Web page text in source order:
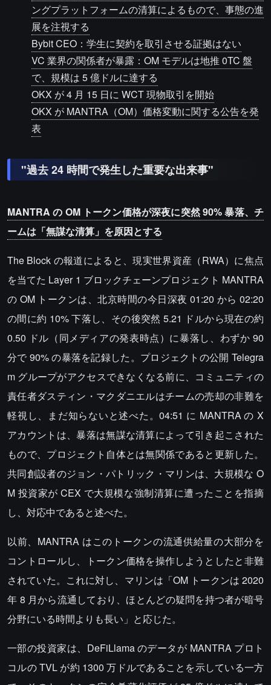
ングプラットフォームの清算によるもので、事態の進
展を注視する
Bybit CEO：学生に契約を取引させる証拠はない
VC 業界の関係者が暴露：OM モデルは地推 0TC 盤
で、規模は 5 億ドルに達する
OKX が 4 月 15 日に WCT 現物取引を開始
OKX が MANTRA（OM）価格変動に関する公告を発
表
"過去 24 時間で発生した重要な出来事"
MANTRA の OM トークン価格が深夜に突然 90% 暴落、チ
ームは「無謀な清算」を原因とする
The Block の報道によると、現実世界資産（RWA）に焦点
を当てた Layer 1 ブロックチェーンプロジェクト MANTRA
の OM トークンは、北京時間の今日深夜 01:20 から 02:20
の間に約 10% 下落し、その後突然 5.21 ドルから現在の約
0.50 ドル（同メディアの発表時点）に暴落し、わずか 90
分で 90% の暴落を記録した。プロジェクトの公開 Telegra
m グループがアクセスできなくなる前に、コミュニティの
責任者ダスティン・マクダニエルはチームの売却の非難を
軽視し、まだ知らないと述べた。04:51 に MANTRA の X
アカウントは、暴落は無謀な清算によって引き起こされた
もので、プロジェクト自体とは無関係であると更新した。
共同創設者のジョン・パトリック・マリンは、大規模な O
M 投資家が CEX で大規模な強制清算に遭ったことを指摘
し、対応中であると述べた。
以前、MANTRA はこのトークンの流通供給量の大部分を
コントロールし、トークン価格を操作しようとしたと非難
されていた。これに対し、マリンは「OM トークンは 2020
年 8 月から流通しており、ほとんどの疑問を持つ者が暗号
分野にいる時間よりも長い」と応じた。
一部の投資家は、DeFiLlama のデータが MANTRA プロト
コルの TVL が約 1300 万ドルであることを示している一方